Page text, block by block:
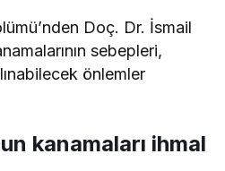
Doç. Dr. İsmail
sebepleri,
önlemler
kanamaları ihmal